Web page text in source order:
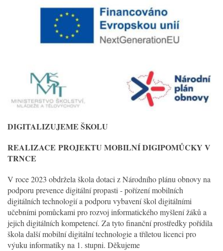
DIGITALIZUJEME ŠKOLU
REALIZACE PROJEKTU MOBILNÍ DIGIPOMŮCKY V
TRNCE
V roce 2023 obdržela škola dotaci z Národního plánu obnovy na
podporu prevence digitální propasti - pořízení mobilních
digitálních technologií a podporu vybavení škol digitálními
učebními pomůckami pro rozvoj informatického myšlení žáků a
jejich digitálních kompetencí. Za tyto finanční prostředky pořídila
škola další mobilní digitální technologie a tříletou licenci pro
výuku informatiky na 1. stupni. Děkujeme